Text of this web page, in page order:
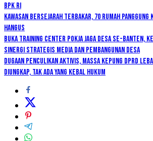
BPK RI
Kawasan Bersejarah Terbakar, 70 Rumah Panggung
Hangus
Buka Training Center Pokja Jaga Desa se-Banten,
Sinergi Strategis Media dan Pembangunan Desa
Dugaan Penculikan Aktivis, Massa Kepung DPRD
Diungkap, Tak Ada yang Kebal Hukum